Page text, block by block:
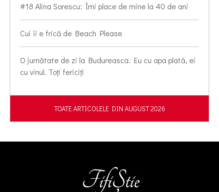
#18 Alina Sorescu: Îmi place de mine la 40 de ani
Cui îi e frică de Beach Please
O jumătate de zi la Budureasca. Eu cu apa plată, ei
cu vinul. Toți fericiți
TOATE ARTICOLELE DIN AUGUST 2026